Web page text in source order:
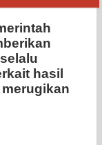
hasil